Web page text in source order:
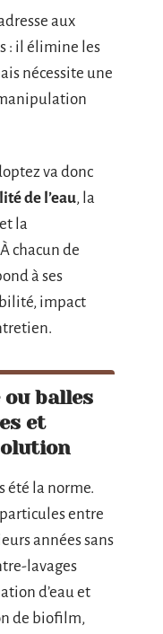
aux
: il élimine les
nécessite une
va donc
de l’eau, la
la
chacun de
à ses
impact
ou balles
et
été la norme.
entre
années sans
lavages
d’eau et
de biofilm,